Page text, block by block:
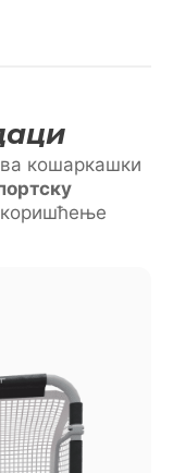
кошаркашки
коришћење